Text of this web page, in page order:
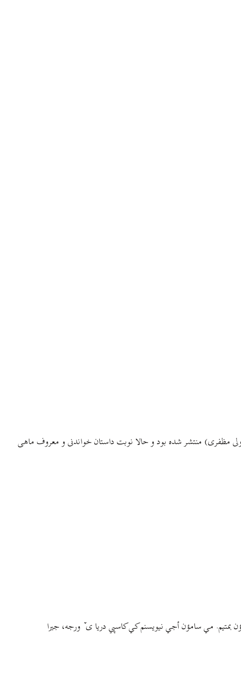
مظفری) منتشر شده بود و حالا نوبت داستان خواندنی و معروف ماهی
مي سامؤن أجي نيويسنم کي کاسپي دريا ی ٚ ورجه، جيرا